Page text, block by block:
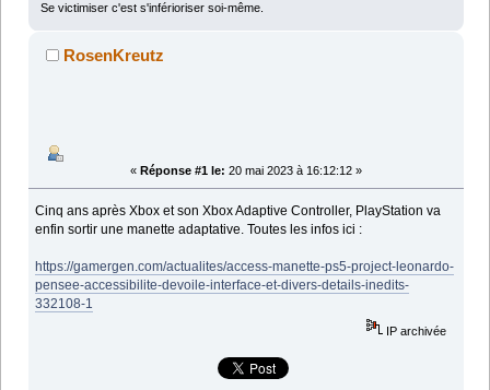
Se victimiser c'est s'inférioriser soi-même.
RosenKreutz
« Réponse #1 le: 20 mai 2023 à 16:12:12 »
Cinq ans après Xbox et son Xbox Adaptive Controller, PlayStation va
enfin sortir une manette adaptative. Toutes les infos ici :
https://gamergen.com/actualites/access-manette-ps5-project-leonardo-
pensee-accessibilite-devoile-interface-et-divers-details-inedits-
332108-1
IP archivée